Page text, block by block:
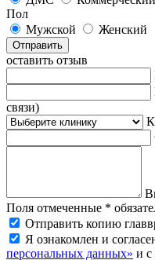
Пол
Мужской
Женский
Отправить
оставить отзыв
связи)
Поля отмеченные *
Отправить копию
Я ознакомлен и
персональных данных» и с